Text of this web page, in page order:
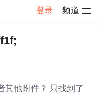
登录 频道
其他附件？ 只找到了